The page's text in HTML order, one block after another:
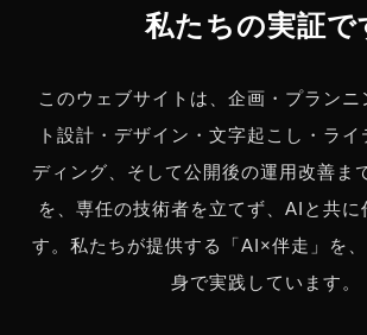
私たちの実証で
このウェブサイトは、企画・プラン
ト設計・デザイン・文字起こし・ラ
ディング、そして公開後の運用改善ま
を、専任の技術者を立てず、AIと共に
す。 私たちが提供する「AI×伴走」を
身で実践しています。